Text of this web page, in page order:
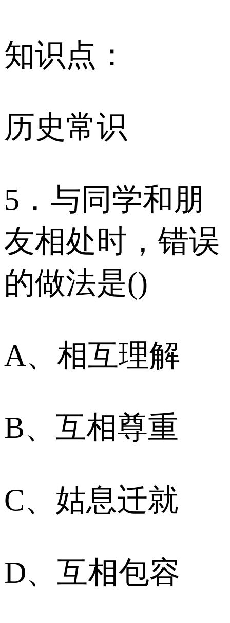
知识点：
历史常识
5．与同学和朋
友相处时，错误
的做法是()
A、相互理解
B、互相尊重
C、姑息迁就
D、互相包容